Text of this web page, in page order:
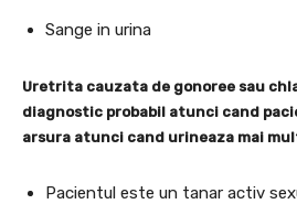
Sange in urina
Uretrita cauzata de gonoree sau
diagnostic probabil atunci cand
arsura atunci cand urineaza mai
Pacientul este un tanar activ